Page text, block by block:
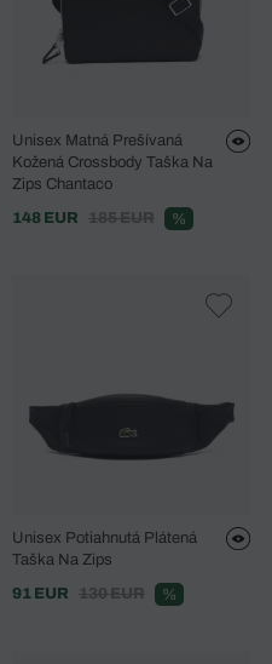
Unisex Matná Prešívaná
Kožená Crossbody Taška Na
Zips Chantaco
148 EUR
185 EUR %
Unisex Potiahnutá Plátená
Taška Na Zips
91 EUR
130 EUR %